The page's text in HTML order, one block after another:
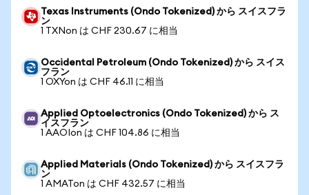
Texas Instruments (Ondo Tokenized) から スイスフラ
ン
1 TXNon は CHF 230.67 に相当
Occidental Petroleum (Ondo Tokenized) から スイス
フラン
1 OXYon は CHF 46.11 に相当
Applied Optoelectronics (Ondo Tokenized) から ス
イスフラン
1 AAOIon は CHF 104.86 に相当
Applied Materials (Ondo Tokenized) から スイスフラ
ン
1 AMATon は CHF 432.57 に相当